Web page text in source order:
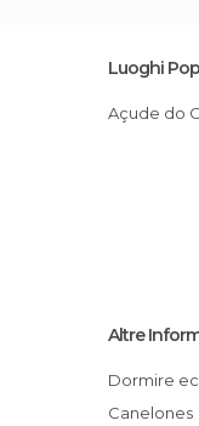
Luoghi
Açude do
Altre
Dormire
Canelones